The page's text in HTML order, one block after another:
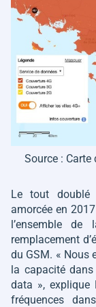
Source : Carte
Le tout doublé
amorcée en
l’ensemble
remplacement
du GSM. « Nous
la capacité
data », explique
fréquences